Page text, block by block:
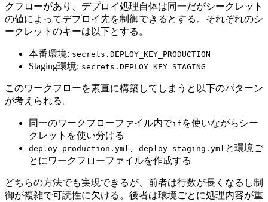
クフローがあり、デプロイ処理自体は同一だがシークレット
の値によってデプロイ先を制御できるとする。それぞれのシ
ークレットのキーは以下とする。
本番環境: secrets.DEPLOY_KEY_PRODUCTION
Staging環境: secrets.DEPLOY_KEY_STAGING
このワークフローを素直に構築してしまうと以下のパターン
が考えられる。
同一のワークフローファイル内でif を使いながらシー
クレットを使い分ける
deploy-production.yml 、 deploy-staging.yml と環境ご
とにワークフローファイルを作成する
どちらの方法でも実現できるが、前者は行数が長くなるし制
御が複雑で可読性に欠ける。後者は環境ごとに処理内容が重